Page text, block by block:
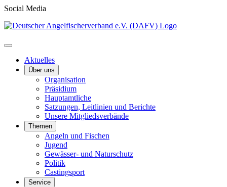
Social Media
Aktuelles
Über uns
Organisation
Präsidium
Hauptamtliche
Satzungen, Leitlinien und Berichte
Unsere Mitgliedsverbände
Themen
Angeln und Fischen
Jugend
Gewässer- und Naturschutz
Politik
Castingsport
Service